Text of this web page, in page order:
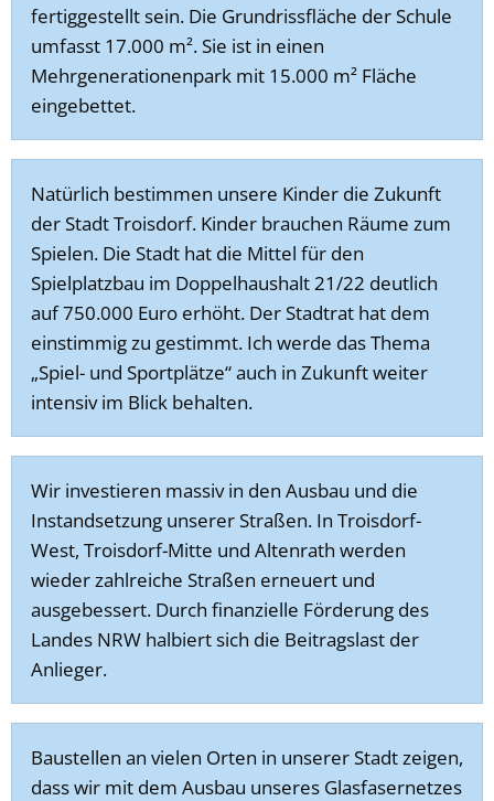
fertiggestellt sein. Die Grundrissfläche der Schule
umfasst 17.000 m². Sie ist in einen
Mehrgenerationenpark mit 15.000 m² Fläche
eingebettet.
Natürlich bestimmen unsere Kinder die Zukunft
der Stadt Troisdorf. Kinder brauchen Räume zum
Spielen. Die Stadt hat die Mittel für den
Spielplatzbau im Doppelhaushalt 21/22 deutlich
auf 750.000 Euro erhöht. Der Stadtrat hat dem
einstimmig zu gestimmt. Ich werde das Thema
„Spiel- und Sportplätze“ auch in Zukunft weiter
intensiv im Blick behalten.
Wir investieren massiv in den Ausbau und die
Instandsetzung unserer Straßen. In Troisdorf-
West, Troisdorf-Mitte und Altenrath werden
wieder zahlreiche Straßen erneuert und
ausgebessert. Durch finanzielle Förderung des
Landes NRW halbiert sich die Beitragslast der
Anlieger.
Baustellen an vielen Orten in unserer Stadt zeigen,
dass wir mit dem Ausbau unseres Glasfasernetzes